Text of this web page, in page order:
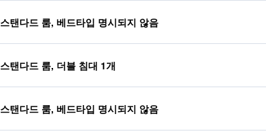
스탠다드 룸, 베드타입 명시되지 않음
스탠다드 룸, 더블 침대 1개
스탠다드 룸, 베드타입 명시되지 않음